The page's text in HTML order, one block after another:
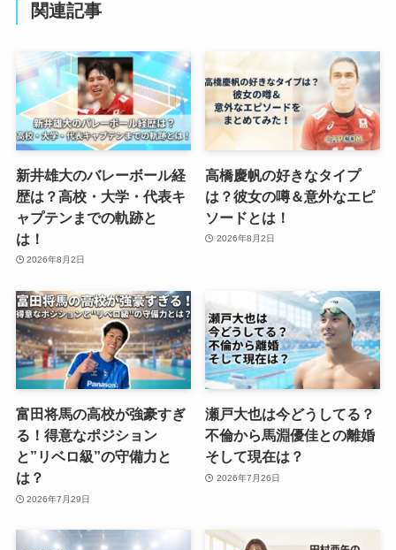
関連記事
新井雄大のバレーボール経
歴は？高校・大学・代表キ
ャプテンまでの軌跡と
は！
2026年8月2日
高橋慶帆の好きなタイプ
は？彼女の噂＆意外なエピ
ソードとは！
2026年8月2日
富田将馬の高校が強豪すぎ
る！得意なポジション
と”リベロ級”の守備力と
は？
2026年7月29日
瀬戸大也は今どうしてる？
不倫から馬淵優佳との離婚
そして現在は？
2026年7月26日